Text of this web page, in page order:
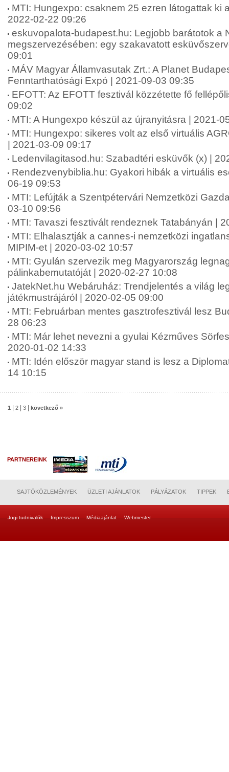
MTI: Hungexpo: csaknem 25 ezren látogattak ki
2022-02-22 09:26
eskuvopalota-budapest.hu: Legjobb barátotok a
megszervezésében: egy szakavatott
09:01
MÁV Magyar Államvasutak Zrt.: A Planet
Fenntarthatósági Expó | 2021-09-03 09:35
EFOTT: Az EFOTT fesztivál közzétette fő
09:02
MTI: A Hungexpo készül az újranyitásra | 2021-
MTI: Hungexpo: sikeres volt az első virtuális
| 2021-03-09 09:17
Ledenvilagitasod.hu: Szabadtéri esküvők (x) |
Rendezvenybiblia.hu: Gyakori hibák a virtuális
06-19 09:53
MTI: Lefújták a Szentpétervári Nemzetközi
03-10 09:56
MTI: Tavaszi fesztivált rendeznek Tatabányán |
MTI: Elhalasztják a cannes-i nemzetközi
MIPIM-et | 2020-03-02 10:57
MTI: Gyulán szervezik meg Magyarország
pálinkabemutatóját | 2020-02-27 10:08
JatekNet.hu Webáruház: Trendjelentés a világ
játékmustrájáról | 2020-02-05 09:00
MTI: Februárban mentes gasztrofesztivál lesz
28 06:23
MTI: Már lehet nevezni a gyulai Kézműves
2020-01-02 14:33
MTI: Idén először magyar stand is lesz a
14 10:15
1 2 3 következő »
PARTNEREINK
SAJTÓKÖZLEMÉNYEK ÜZLETI AJÁNLATOK PÁLYÁZATOK TIPPEK
Jogi tudnivalók Impresszum Médiaajánlat Webmester